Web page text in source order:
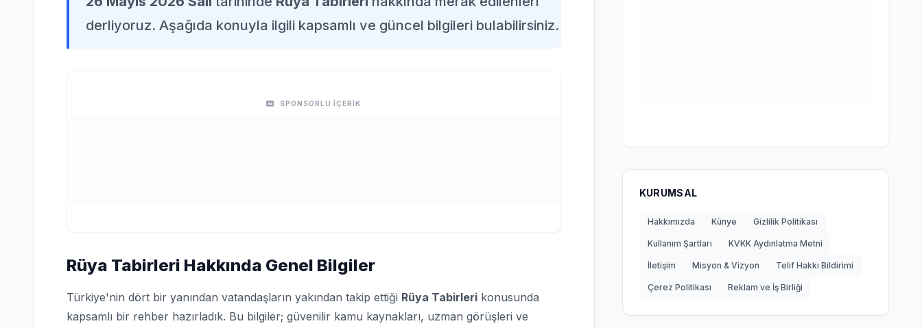
derliyoruz. Aşağıda konuyla ilgili kapsamlı ve güncel bilgileri bulabilirsiniz.
SPONSORLU İÇERİK
Rüya Tabirleri Hakkında Genel Bilgiler
Türkiye'nin dört bir yanından vatandaşların yakından takip ettiği Rüya Tabirleri konusunda
kapsamlı bir rehber hazırladık. Bu bilgiler; güvenilir kamu kaynakları, uzman görüşleri ve
KURUMSAL
Hakkımızda Künye Gizlilik Politikası
Kullanım Şartları KVKK Aydınlatma Metni
İletişim Misyon & Vizyon Telif Hakkı Bildirimi
Çerez Politikası Reklam ve İş Birliği